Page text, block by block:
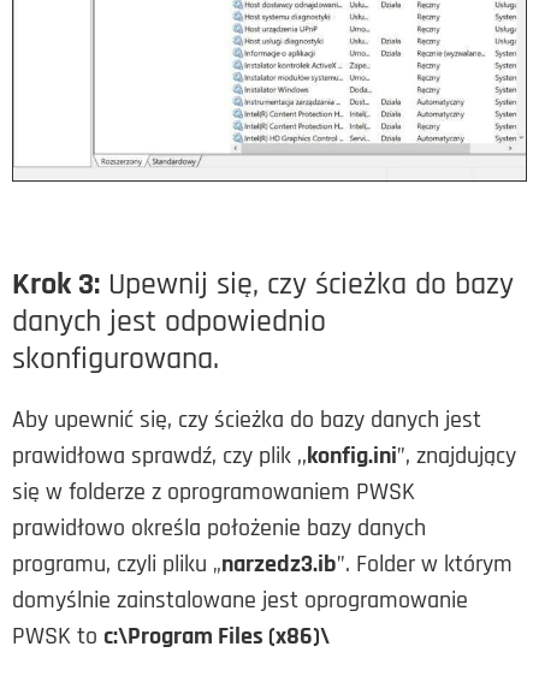
Krok 3: Upewnij się, czy ścieżka do bazy
danych jest odpowiednio
skonfigurowana.
Aby upewnić się, czy ścieżka do bazy danych jest
prawidłowa sprawdź, czy plik ,,konfig.ini”, znajdujący
się w folderze z oprogramowaniem PWSK
prawidłowo określa położenie bazy danych
programu, czyli pliku „narzedz3.ib”. Folder w którym
domyślnie zainstalowane jest oprogramowanie
PWSK to c:\Program Files (x86)\